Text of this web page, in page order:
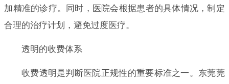
加精准的诊疗。同时，医院会根据患者的具体情况，制定
合理的治疗计划，避免过度医疗。
透明的收费体系
收费透明是判断医院正规性的重要标准之一。东莞莞